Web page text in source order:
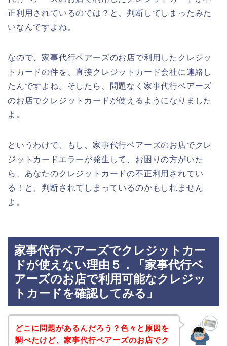
正利用されているのでは？と、判断してしまったみた
いなんですよね。
なので、家事代行ベアーズのお店で利用したクレジッ
トカードの件を、直接クレジットカード会社に連絡し
たんですよね。そしたら、問題なく家事代行ベアーズ
のお店でクレジットカードが使えるようになりました
よ。
というわけで、もし、家事代行ベアーズのお店でクレ
ジットカードエラーが発生して、お困りの方がいた
ら、あなたのクレジットカードの不正利用されてい
る！と、判断されてしまっているのかもしれません
よ。
家事代行ベアーズでクレジットカー
ドが使えない理由５．「家事代行ベ
アーズのお店で利用可能なクレジッ
トカードを確認してみる」
どこに問題があるんだろう？色々と原因を
調べたけど、家事代行ベアーズのお店でク